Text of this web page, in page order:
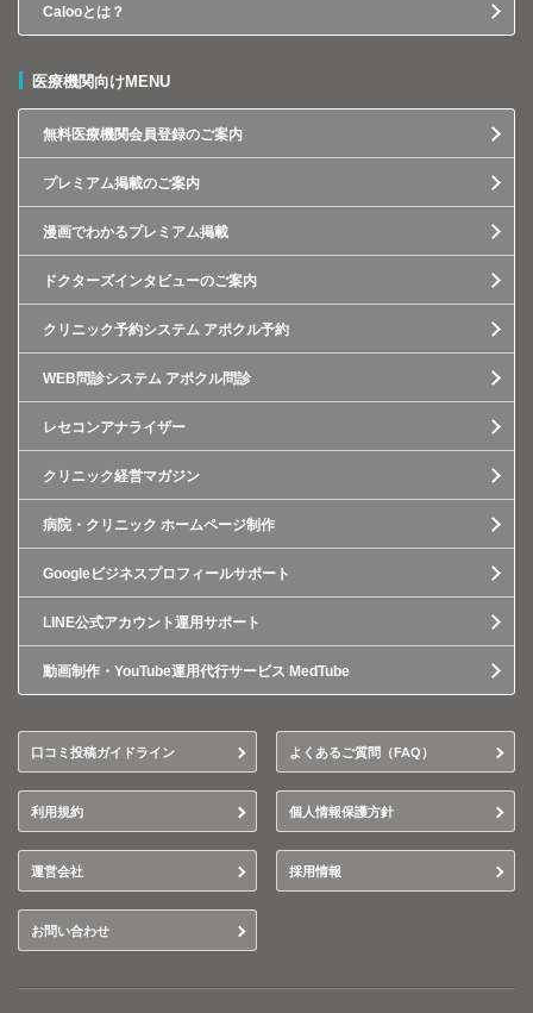
Calooとは？
医療機関向けMENU
無料医療機関会員登録のご案内
プレミアム掲載のご案内
漫画でわかるプレミアム掲載
ドクターズインタビューのご案内
クリニック予約システム アポクル予約
WEB問診システム アポクル問診
レセコンアナライザー
クリニック経営マガジン
病院・クリニック ホームページ制作
Googleビジネスプロフィールサポート
LINE公式アカウント運用サポート
動画制作・YouTube運用代行サービス MedTube
口コミ投稿ガイドライン よくあるご質問（FAQ）
利用規約 個人情報保護方針
運営会社 採用情報
お問い合わせ